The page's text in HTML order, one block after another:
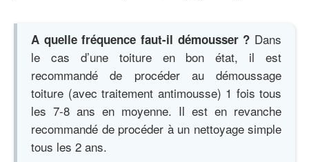
A quelle fréquence faut-il démousser ? Dans
le cas d’une toiture en bon état, il est
recommandé de procéder au démoussage
toiture (avec traitement antimousse) 1 fois tous
les 7-8 ans en moyenne. Il est en revanche
recommandé de procéder à un nettoyage simple
tous les 2 ans.